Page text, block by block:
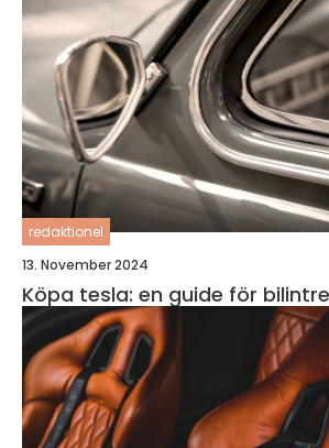
redaktionel
13. November 2024
Köpa tesla: en guide för